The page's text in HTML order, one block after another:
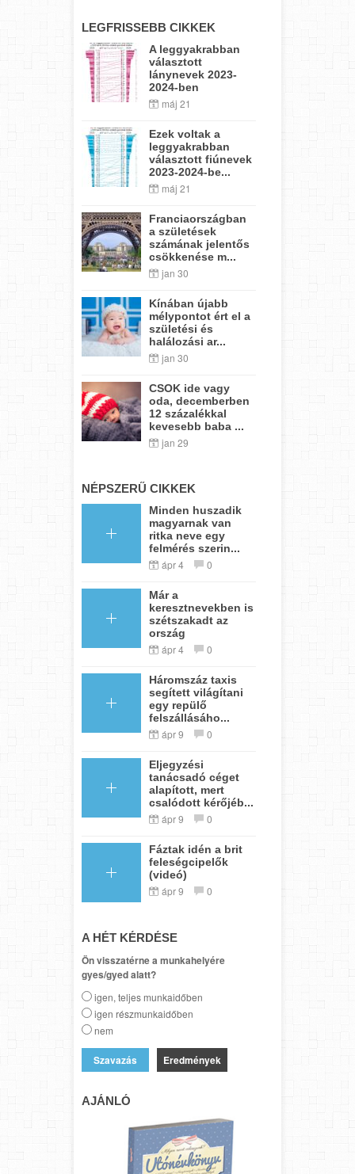
LEGFRISSEBB CIKKEK
A leggyakrabban
választott
lánynevek 2023-
2024-ben
máj 21
Ezek voltak a
leggyakrabban
választott fiúnevek
2023-2024-be...
máj 21
Franciaországban
a születések
számának jelentős
csökkenése m...
jan 30
Kínában újabb
mélypontot ért el a
születési és
halálozási ar...
jan 30
CSOK ide vagy
oda, decemberben
12 százalékkal
kevesebb baba ...
jan 29
NÉPSZERŰ CIKKEK
Minden huszadik
magyarnak van
ritka neve egy
felmérés szerin...
ápr 4 0
Már a
keresztnevekben is
szétszakadt az
ország
ápr 4 0
Háromszáz taxis
segített világítani
egy repülő
felszállásáho...
ápr 9 0
Eljegyzési
tanácsadó céget
alapított, mert
csalódott kérőjéb...
ápr 9 0
Fáztak idén a brit
feleségcipelők
(videó)
ápr 9 0
A HÉT KÉRDÉSE
Ön visszatérne a munkahelyére
gyes/gyed alatt?
igen, teljes munkaidőben
igen részmunkaidőben
nem
Eredmények
AJÁNLÓ